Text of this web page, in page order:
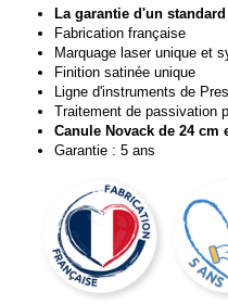
La garantie d'un
Fabrication française
Marquage laser unique et
Finition satinée unique
Ligne d'instruments de
Traitement de passivation
Canule Novack de 24 cm
Garantie : 5 ans